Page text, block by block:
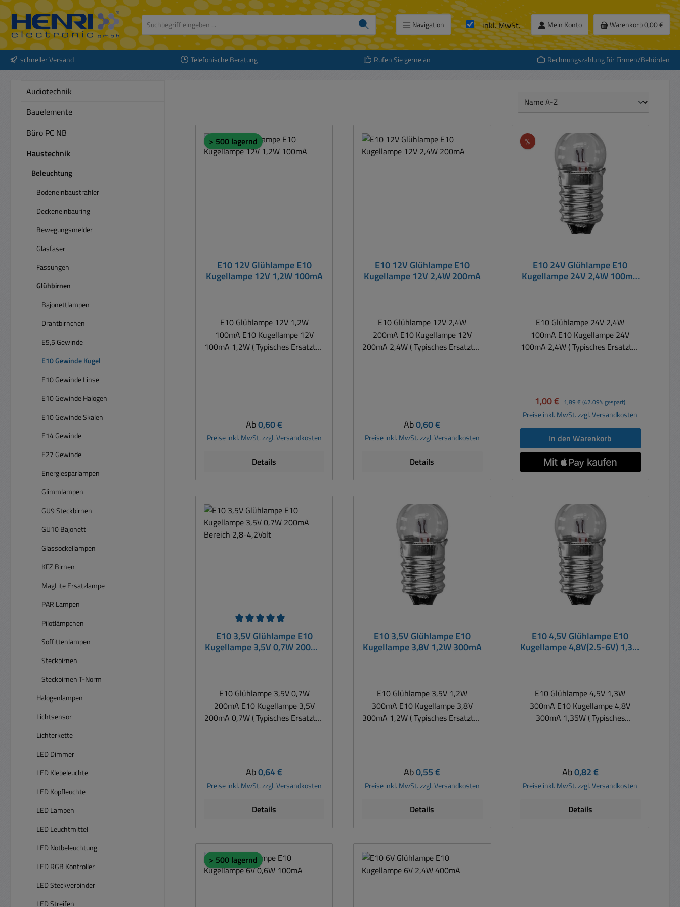
Hauptinhalt springen
Zur Suche springen
Zur Hauptnavigation springen
Navigation inkl. MwSt. Mein Konto Warenkorb0,00 €
schneller Versand Telefonische Beratung Rufen Sie gerne an Rechnungszahlung für Firmen/Behörden
Audiotechnik
Bauelemente
Büro PC NB
Haustechnik
Beleuchtung
Bodeneinbaustrahler
Deckeneinbauring
Bewegungsmelder
Glasfaser
Fassungen
Glühbirnen
Bajonettlampen
Drahtbirnchen
E5,5 Gewinde
E10 Gewinde Kugel
E10 Gewinde Linse
E10 Gewinde Halogen
E10 Gewinde Skalen
E14 Gewinde
E27 Gewinde
Energiesparlampen
Glimmlampen
GU9 Steckbirnen
GU10 Bajonett
Glassockellampen
KFZ Birnen
MagLite Ersatzlampe
PAR Lampen
Pilotlämpchen
Soffittenlampen
Steckbirnen
Steckbirnen T-Norm
Halogenlampen
Lichtsensor
Lichterkette
LED Dimmer
LED Klebeleuchte
LED Kopfleuchte
LED Lampen
LED Leuchtmittel
LED Notbeleuchtung
LED RGB Kontroller
LED Steckverbinder
LED Streifen
> 500 lagernd
E10 12V Glühlampe E10
Kugellampe 12V 1,2W 100mA
E10 Glühlampe 12V 1,2W
100mA E10 Kugellampe 12V
100mA 1,2W ( Typisches Ersatzteil
Regulärer Preis:
Ab0,60 €
Preise inkl. MwSt. zzgl. Versandkosten
Details
E10 12V Glühlampe E10
Kugellampe 12V 2,4W 200mA
E10 Glühlampe 12V 2,4W
200mA E10 Kugellampe 12V
200mA 2,4W ( Typisches Ersatzteil
Regulärer Preis:
Ab0,60 €
Preise inkl. MwSt. zzgl. Versandkosten
Details
%Rabatt
E10 24V Glühlampe E10
Kugellampe 24V 2,4W 100mA
E10 Glühlampe 24V 2,4W
100mA E10 Kugellampe 24V
100mA 2,4W ( Typisches Ersatzteil
Spannung ) Gewinde E10
Verkaufspreis:
1,00 € Regulärer Preis:
1,89 € (47.09% gespart)
Preise inkl. MwSt. zzgl. Versandkosten
In den Warenkorb
Durchschnittliche Bewertung von 5 von 5 Sternen
E10 3,5V Glühlampe E10
Kugellampe 3,5V 0,7W 200mA
E10 Glühlampe 3,5V 0,7W
200mA E10 Kugellampe 3,5V
200mA 0,7W ( Typisches Ersatzteil
0,7Watt ( Range 0,5...0,9Watt je
nach Spannung ) Gewinde E10
Regulärer Preis:
Ab0,64 €
Preise inkl. MwSt. zzgl. Versandkosten
Details
E10 3,5V Glühlampe E10
Kugellampe 3,8V 1,2W 300mA
E10 Glühlampe 3,5V 1,2W
300mA E10 Kugellampe 3,8V
300mA 1,2W ( Typisches Ersatzteil
1,2Watt ( Range 0,95...1,4Watt je
nach Spannung ) Gewinde E10
Regulärer Preis:
Ab0,55 €
Preise inkl. MwSt. zzgl. Versandkosten
Details
E10 4,5V Glühlampe E10
Kugellampe 4,8V(2.5-6V) 1,3W
E10 Glühlampe 4,5V 1,3W
300mA E10 Kugellampe 4,8V
300mA 1,35W ( Typisches
Nenwert ( Range 0,22A...0,33A )
Leistung 1,3Watt ( Range
0,85...1,45Watt je nach Spannung
Regulärer Preis:
Ab0,82 €
Preise inkl. MwSt. zzgl. Versandkosten
Details
> 500 lagernd